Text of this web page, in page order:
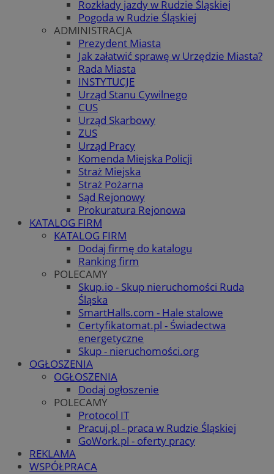
Rozkłady jazdy w Rudzie Śląskiej
Pogoda w Rudzie Śląskiej
ADMINISTRACJA
Prezydent Miasta
Jak załatwić sprawę w Urzędzie Miasta?
Rada Miasta
INSTYTUCJE
Urząd Stanu Cywilnego
CUS
Urząd Skarbowy
ZUS
Urząd Pracy
Komenda Miejska Policji
Straż Miejska
Straż Pożarna
Sąd Rejonowy
Prokuratura Rejonowa
KATALOG FIRM
KATALOG FIRM
Dodaj firmę do katalogu
Ranking firm
POLECAMY
Skup.io - Skup nieruchomości Ruda
Śląska
SmartHalls.com - Hale stalowe
Certyfikatomat.pl - Świadectwa
energetyczne
Skup - nieruchomości.org
OGŁOSZENIA
OGŁOSZENIA
Dodaj ogłoszenie
POLECAMY
Protocol IT
Pracuj.pl - praca w Rudzie Śląskiej
GoWork.pl - oferty pracy
REKLAMA
WSPÓŁPRACA